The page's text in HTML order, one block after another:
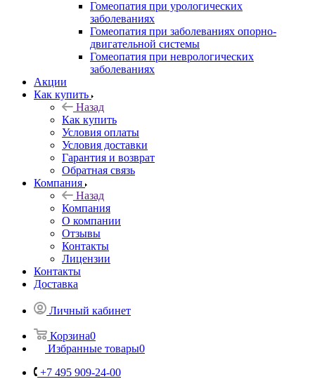
Гомеопатия при урологических
заболеваниях
Гомеопатия при заболеваниях опорно-
двигательной системы
Гомеопатия при неврологических
заболеваниях
Акции
Как купить
Назад
Как купить
Условия оплаты
Условия доставки
Гарантия и возврат
Обратная связь
Компания
Назад
Компания
О компании
Отзывы
Контакты
Лицензии
Контакты
Доставка
Личный кабинет
Корзина0
Избранные товары0
+7 495 909-24-00